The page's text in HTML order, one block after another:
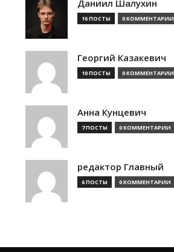
Даниил Шалухин
16 ПОСТЫ 0 КОММЕНТАРИИ
Георгий Казакевич
10 ПОСТЫ 0 КОММЕНТАРИИ
Анна Кунцевич
7 ПОСТЫ 0 КОММЕНТАРИИ
редактор Главный
6 ПОСТЫ 0 КОММЕНТАРИИ